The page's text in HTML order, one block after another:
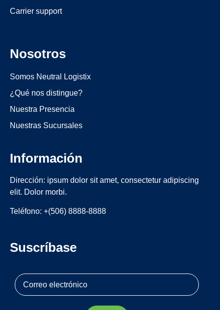
Carrier support
Nosotros
Somos Neutral Logistix
¿Qué nos distingue?
Nuestra Presencia
Nuestras Sucursales
Información
Dirección: ipsum dolor sit amet, consectetur adipiscing
elit. Dolor morbi.
Teléfono: +(506) 8888-8888
Suscríbase